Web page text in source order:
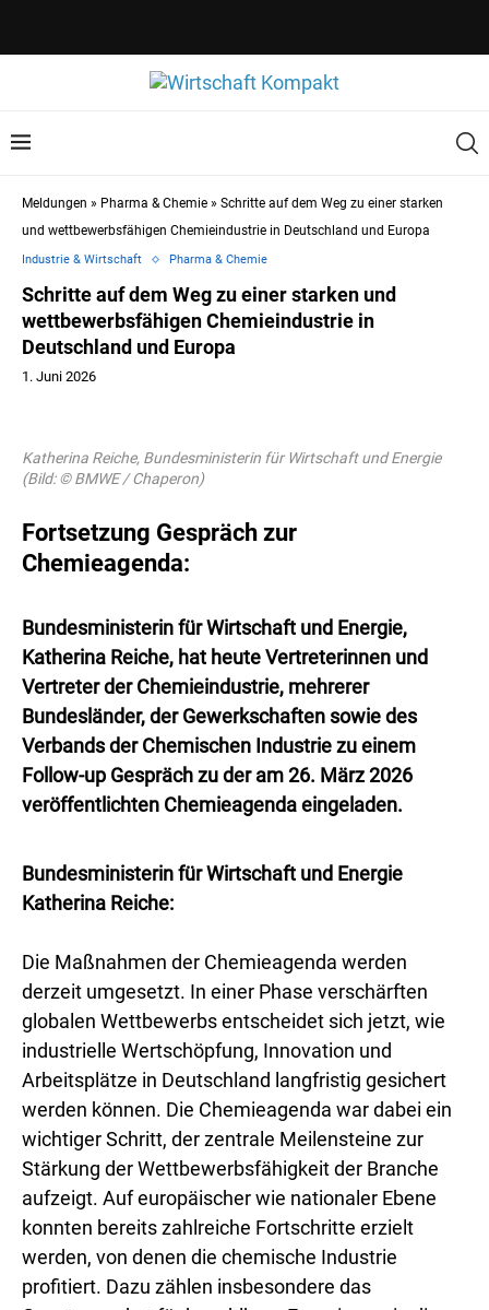
Meldungen » Pharma & Chemie » Schritte auf dem Weg zu einer starken
und wettbewerbsfähigen Chemieindustrie in Deutschland und Europa
Industrie & Wirtschaft Pharma & Chemie
Schritte auf dem Weg zu einer starken und
wettbewerbsfähigen Chemieindustrie in
Deutschland und Europa
1. Juni 2026
Katherina Reiche, Bundesministerin für Wirtschaft und Energie
(Bild: © BMWE / Chaperon)
Fortsetzung Gespräch zur
Chemieagenda:
Bundesministerin für Wirtschaft und Energie,
Katherina Reiche, hat heute Vertreterinnen und
Vertreter der Chemieindustrie, mehrerer
Bundesländer, der Gewerkschaften sowie des
Verbands der Chemischen Industrie zu einem
Follow-up Gespräch zu der am 26. März 2026
veröffentlichten Chemieagenda eingeladen.
Bundesministerin für Wirtschaft und Energie
Katherina Reiche:
Die Maßnahmen der Chemieagenda werden
derzeit umgesetzt. In einer Phase verschärften
globalen Wettbewerbs entscheidet sich jetzt, wie
industrielle Wertschöpfung, Innovation und
Arbeitsplätze in Deutschland langfristig gesichert
werden können. Die Chemieagenda war dabei ein
wichtiger Schritt, der zentrale Meilensteine zur
Stärkung der Wettbewerbsfähigkeit der Branche
aufzeigt. Auf europäischer wie nationaler Ebene
konnten bereits zahlreiche Fortschritte erzielt
werden, von denen die chemische Industrie
profitiert. Dazu zählen insbesondere das